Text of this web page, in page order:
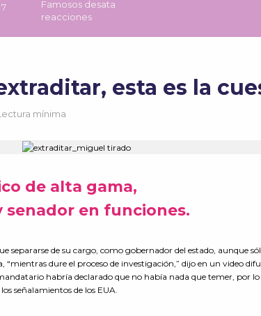
Famosos desata
reacciones
esta es la
mínima
de alta gama,
en funciones.
separarse de su cargo, como gobernador del estado, aunque
dure el proceso de investigación,” dijo en un video
habría declarado que no había nada que temer, por
señalamientos de los EUA.